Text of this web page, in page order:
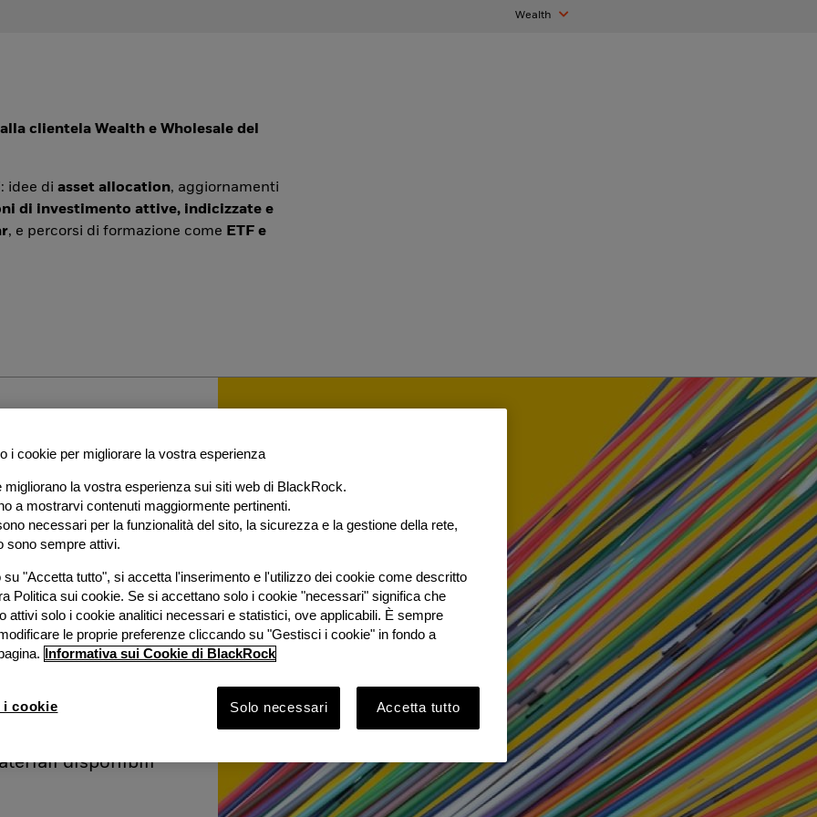
Wealth
alla clientela Wealth e Wholesale del
idee di asset allocation, aggiornamenti
di investimento attive, indicizzate e
, e percorsi di formazione come ETF e
2026 con
e
disponibili
i cookie per migliorare la vostra esperienza
migliorano la vostra esperienza sui siti web di BlackRock.
a mostrarvi contenuti maggiormente pertinenti.
necessari per la funzionalità del sito, la sicurezza e la gestione della rete,
sono sempre attivi.
su "Accetta tutto", si accetta l'inserimento e l'utilizzo dei cookie come descritto
Politica sui cookie. Se si accettano solo i cookie "necessari" significa che
attivi solo i cookie analitici necessari e statistici, ove applicabili. È sempre
le proprie preferenze cliccando su "Gestisci i cookie" in fondo a
Informativa sui Cookie di BlackRock
Solo necessari Accetta tutto
cookie